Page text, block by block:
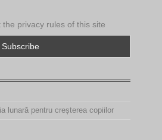
privacy rules of this site
lunară pentru creșterea copiilor